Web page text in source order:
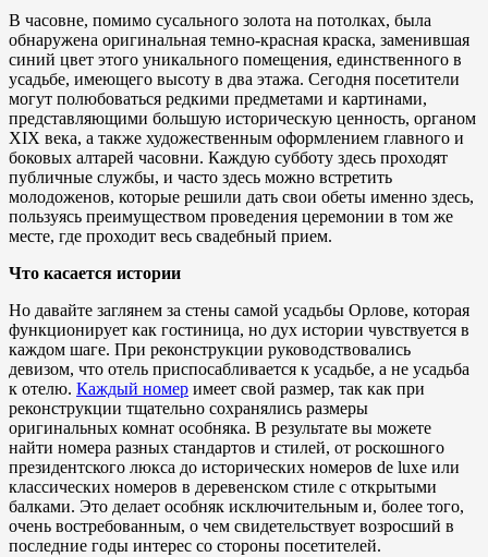
В часовне, помимо сусального золота на потолках, была
обнаружена оригинальная темно-красная краска, заменившая
синий цвет этого уникального помещения, единственного в
усадьбе, имеющего высоту в два этажа. Сегодня посетители
могут полюбоваться редкими предметами и картинами,
представляющими большую историческую ценность, органом
XIX века, а также художественным оформлением главного и
боковых алтарей часовни. Каждую субботу здесь проходят
публичные службы, и часто здесь можно встретить
молодоженов, которые решили дать свои обеты именно здесь,
пользуясь преимуществом проведения церемонии в том же
месте, где проходит весь свадебный прием.
Что касается истории
Но давайте заглянем за стены самой усадьбы Орловe, которая
функционирует как гостиница, но дух истории чувствуется в
каждом шаге. При реконструкции руководствовались
девизом, что отель приспосабливается к усадьбе, а не усадьба
к отелю. Каждый номер имеет свой размер, так как при
реконструкции тщательно сохранялись размеры
оригинальных комнат особняка. В результате вы можете
найти номера разных стандартов и стилей, от роскошного
президентского люкса до исторических номеров de luxe или
классических номеров в деревенском стиле с открытыми
балками. Это делает особняк исключительным и, более того,
очень востребованным, о чем свидетельствует возросший в
последние годы интерес со стороны посетителей.